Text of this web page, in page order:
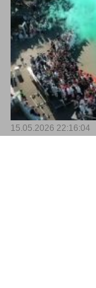
15.05.2026 22:16:04